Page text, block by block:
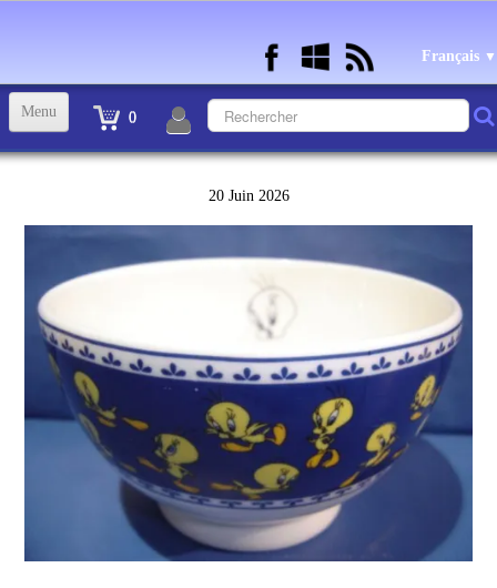
Français ▼
0
Menu
STATUETTES BD RESINE et PLOMB
ANDRE FRANQUIN OBJETS ET VETEMENTS
BECASSINE OU BETTY BOOP OBJETS ET VETEMENTS▼
TEX AVERY OBJETS ET VETEMENTS
WARNER OBJETS ET VETEMENTS▼
PLUS D'OBJETS ET VETEMENTS BD▼
20 Juin 2026